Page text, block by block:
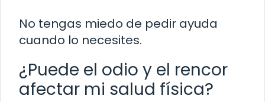
No tengas miedo de pedir ayuda
cuando lo necesites.
¿Puede el odio y el rencor
afectar mi salud física?